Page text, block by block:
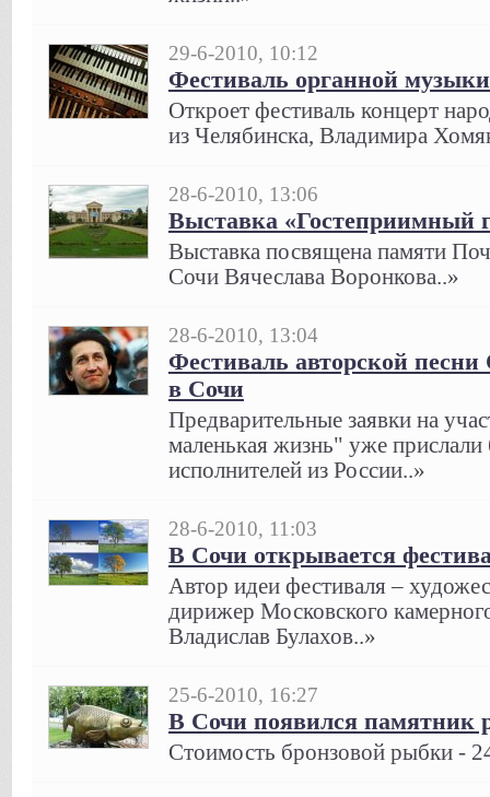
29-6-2010, 10:12
Фестиваль органной
Откроет фестиваль концерт
из Челябинска, Владимира
28-6-2010, 13:06
Выставка «Гостеприимный
Выставка посвящена памяти
Сочи Вячеслава Воронкова..»
28-6-2010, 13:04
Фестиваль авторской
в Сочи
Предварительные заявки на
маленькая жизнь" уже прислали
исполнителей из России..»
28-6-2010, 11:03
В Сочи открывается
Автор идеи фестиваля –
дирижер Московского
Владислав Булахов..»
25-6-2010, 16:27
В Сочи появился памятник
Стоимость бронзовой рыбки -